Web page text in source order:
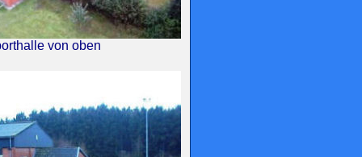
von oben